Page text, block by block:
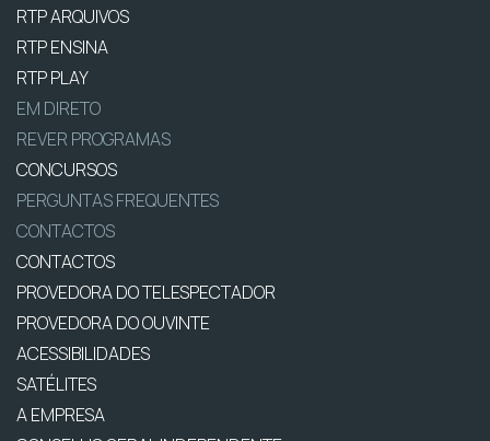
RTP ARQUIVOS
RTP ENSINA
RTP PLAY
EM DIRETO
REVER PROGRAMAS
CONCURSOS
PERGUNTAS FREQUENTES
CONTACTOS
CONTACTOS
PROVEDORA DO TELESPECTADOR
PROVEDORA DO OUVINTE
ACESSIBILIDADES
SATÉLITES
A EMPRESA